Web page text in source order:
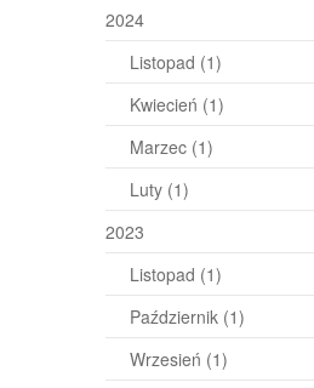
2024
Listopad (1)
Kwiecień (1)
Marzec (1)
Luty (1)
2023
Listopad (1)
Październik (1)
Wrzesień (1)